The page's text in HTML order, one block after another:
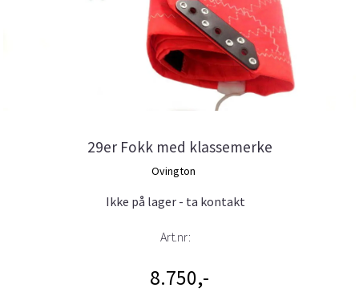
29er Fokk med klassemerke
Ovington
Ikke på lager - ta kontakt
Art.nr:
8.750,-